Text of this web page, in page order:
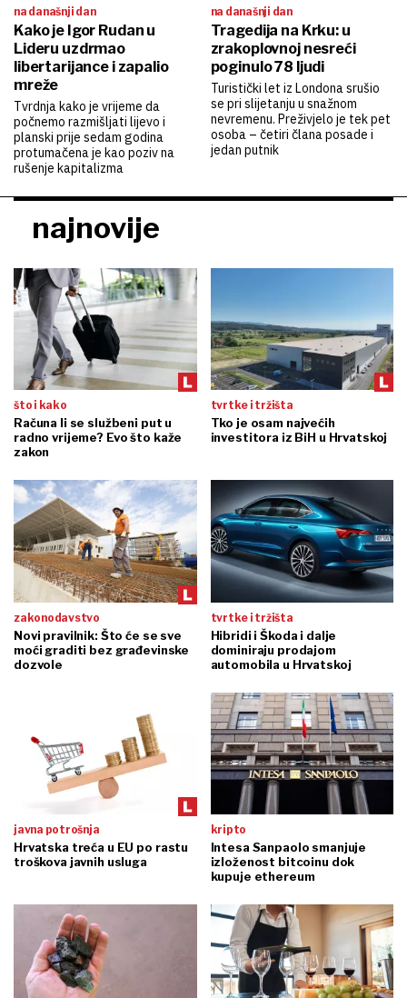
na današnji dan
Kako je Igor Rudan u
Lideru uzdrmao
libertarijance i zapalio
mreže
Tvrdnja kako je vrijeme da
počnemo razmišljati lijevo i
planski prije sedam godina
protumačena je kao poziv na
rušenje kapitalizma
na današnji dan
Tragedija na Krku: u
zrakoplovnoj nesreći
poginulo 78 ljudi
Turistički let iz Londona srušio
se pri slijetanju u snažnom
nevremenu. Preživjelo je tek pet
osoba – četiri člana posade i
jedan putnik
najnovije
što i kako
Računa li se službeni put u
radno vrijeme? Evo što kaže
zakon
tvrtke i tržišta
Tko je osam najvećih
investitora iz BiH u Hrvatskoj
zakonodavstvo
Novi pravilnik: Što će se sve
moći graditi bez građevinske
dozvole
tvrtke i tržišta
Hibridi i Škoda i dalje
dominiraju prodajom
automobila u Hrvatskoj
javna potrošnja
Hrvatska treća u EU po rastu
troškova javnih usluga
kripto
Intesa Sanpaolo smanjuje
izloženost bitcoinu dok
kupuje ethereum